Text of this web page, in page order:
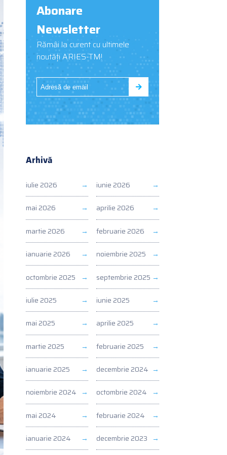
Abonare
Newsletter
Rămâi la curent cu ultimele
noutăți ARIES-TM!
Arhivă
iulie 2026 iunie 2026
mai 2026 aprilie 2026
martie 2026 februarie 2026
ianuarie 2026 noiembrie 2025
octombrie 2025 septembrie 2025
iulie 2025 iunie 2025
mai 2025 aprilie 2025
martie 2025 februarie 2025
ianuarie 2025 decembrie 2024
noiembrie 2024 octombrie 2024
mai 2024 februarie 2024
ianuarie 2024 decembrie 2023